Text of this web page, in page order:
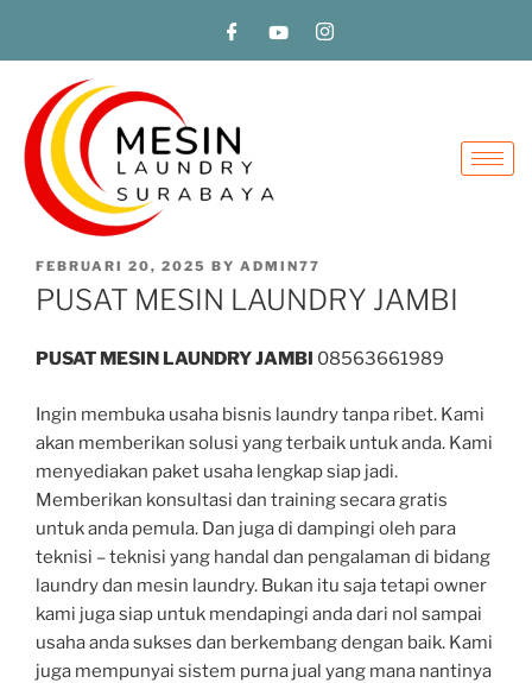
FEBRUARI 20, 2025 BY ADMIN77
PUSAT MESIN LAUNDRY JAMBI
PUSAT MESIN LAUNDRY JAMBI 08563661989
Ingin membuka usaha bisnis laundry tanpa ribet. Kami
akan memberikan solusi yang terbaik untuk anda. Kami
menyediakan paket usaha lengkap siap jadi.
Memberikan konsultasi dan training secara gratis
untuk anda pemula. Dan juga di dampingi oleh para
teknisi – teknisi yang handal dan pengalaman di bidang
laundry dan mesin laundry. Bukan itu saja tetapi owner
kami juga siap untuk mendapingi anda dari nol sampai
usaha anda sukses dan berkembang dengan baik. Kami
juga mempunyai sistem purna jual yang mana nantinya